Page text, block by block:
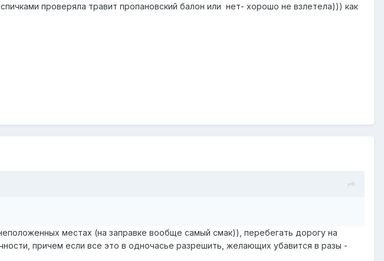
проверяла травит пропановский балон или нет- хорошо не взлетела))) как
местах (на заправке вообще самый смак)), перебегать дорогу на
причем если все это в одночасье разрешить, желающих убавится в разы -